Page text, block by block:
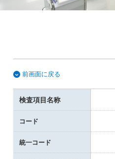
前画面に戻る
検査項目名称
コード
統一コード